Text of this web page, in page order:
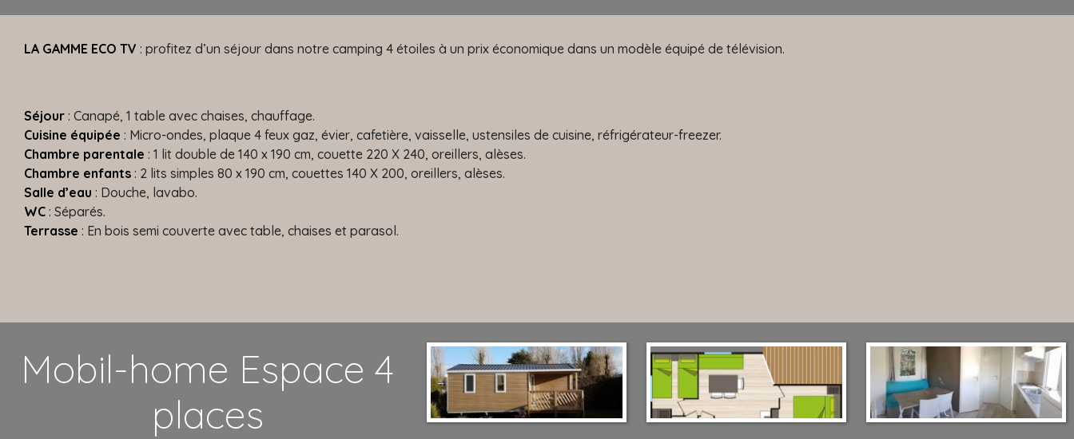
LA GAMME ECO TV : profitez d’un séjour dans notre camping 4 étoiles à un prix économique dans un modèle équipé de télévision.
Séjour : Canapé, 1 table avec chaises, chauffage.
Cuisine équipée : Micro-ondes, plaque 4 feux gaz, évier, cafetière, vaisselle, ustensiles de cuisine, réfrigérateur-freezer.
Chambre parentale : 1 lit double de 140 x 190 cm, couette 220 X 240, oreillers, alèses.
Chambre enfants : 2 lits simples 80 x 190 cm, couettes 140 X 200, oreillers, alèses.
Salle d’eau : Douche, lavabo.
WC : Séparés.
Terrasse : En bois semi couverte avec table, chaises et parasol.
Mobil-home Espace 4
places